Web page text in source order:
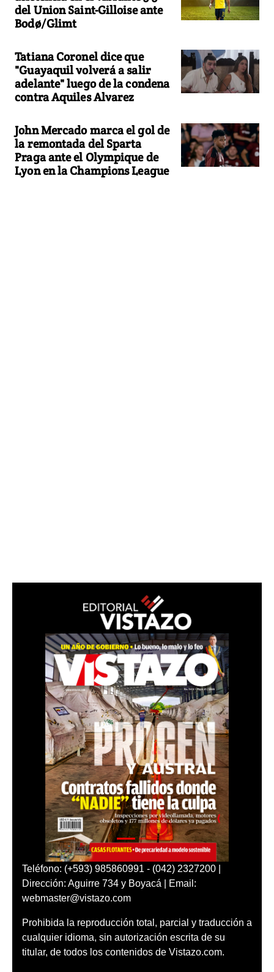
del Union Saint-Gilloise ante
Bodø/Glimt
Tatiana Coronel dice que
"Guayaquil volverá a salir
adelante" luego de la condena
contra Aquiles Alvarez
John Mercado marca el gol de
la remontada del Sparta
Praga ante el Olympique de
Lyon en la Champions League
Teléfono: (+593) 985860991 - (042) 2327200 |
Dirección: Aguirre 734 y Boyacá | Email:
webmaster@vistazo.com
Prohibida la reproducción total, parcial y traducción a
cualquier idioma, sin autorización escrita de su
titular, de todos los contenidos de Vistazo.com.